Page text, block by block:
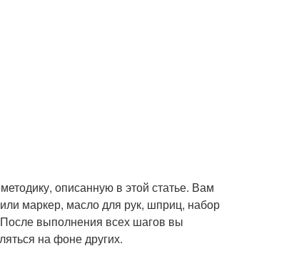
описанную в этой статье. Вам
маркер, масло для рук, шприц, набор
После выполнения всех шагов вы
на фоне других.